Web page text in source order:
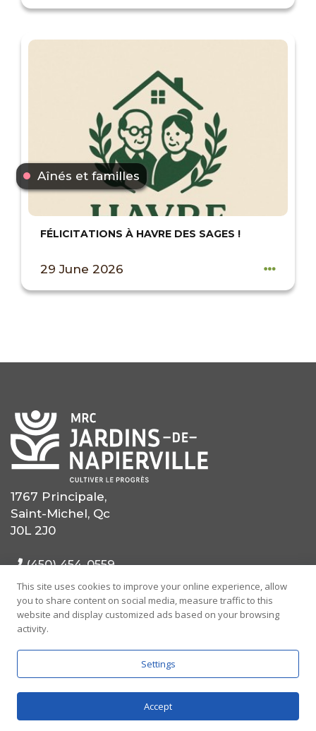
Aînés et familles
FÉLICITATIONS À HAVRE DES SAGES !
29 June 2026
1767 Principale,
Saint-Michel, Qc
J0L 2J0
(450) 454-0559
(514) 725-0559
info@mrcjdn.ca
This site uses cookies to improve your online experience, allow
you to share content on social media, measure traffic to this
website and display customized ads based on your browsing
activity.
Settings
Accept